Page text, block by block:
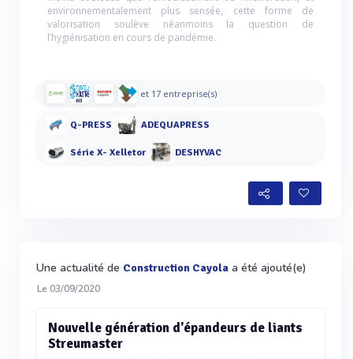
environnementalement plus sensée, cette forme de
valorisation soulève néanmoins la question de
l’hygiénisation en cours de pandémie.
et 17 entreprise(s)
Q-PRESS ADEQUAPRESS
Série X- Xelletor DESHYVAC
Une actualité de Construction Cayola a été ajouté(e)
Le 03/09/2020
Nouvelle génération d'épandeurs de liants
Streumaster